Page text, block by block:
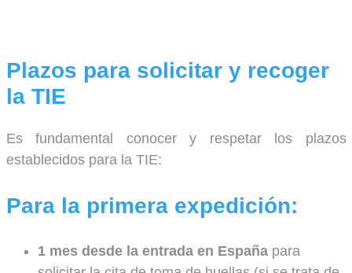
Plazos para solicitar y recoger
la TIE
Es fundamental conocer y respetar los plazos
establecidos para la TIE:
Para la primera expedición:
1 mes desde la entrada en España para